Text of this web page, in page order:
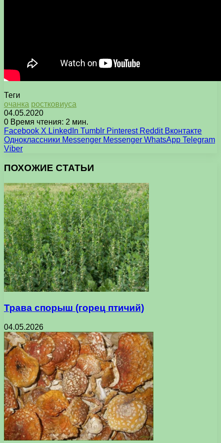
Теги
очанка ростковиуса
04.05.2020
0 Время чтения: 2 мин.
Facebook X LinkedIn Tumblr Pinterest Reddit Вконтакте
Одноклассники Messenger Messenger WhatsApp Telegram
Viber
ПОХОЖИЕ СТАТЬИ
Трава спорыш (горец птичий)
04.05.2026